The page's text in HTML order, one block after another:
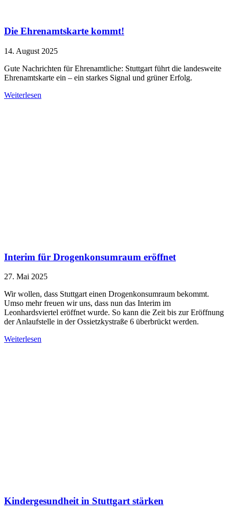
Die Ehrenamtskarte kommt!
14. August 2025
Gute Nachrichten für Ehrenamtliche: Stuttgart führt die landesweite
Ehrenamtskarte ein – ein starkes Signal und grüner Erfolg.
Weiterlesen
Interim für Drogenkonsumraum eröffnet
27. Mai 2025
Wir wollen, dass Stuttgart einen Drogenkonsumraum bekommt.
Umso mehr freuen wir uns, dass nun das Interim im
Leonhardsviertel eröffnet wurde. So kann die Zeit bis zur Eröffnung
der Anlaufstelle in der Ossietzkystraße 6 überbrückt werden.
Weiterlesen
Kindergesundheit in Stuttgart stärken